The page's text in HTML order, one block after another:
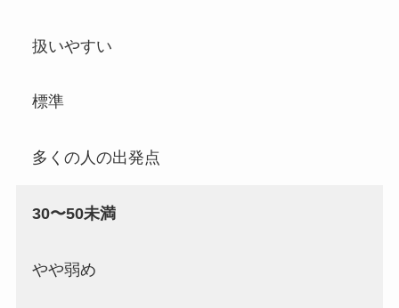
扱いやすい
標準
多くの人の出発点
30〜50未満
やや弱め